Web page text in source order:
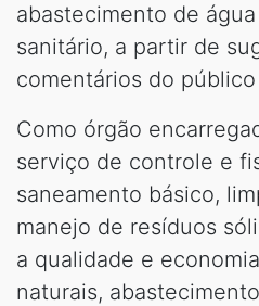
abastecimento de
sanitário, a partir de
comentários do
Como órgão
serviço de controle e
saneamento básico,
manejo de resíduos
a qualidade e
naturais,